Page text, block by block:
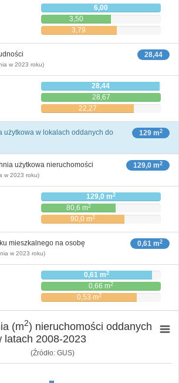
6,00
3,50
3,79
28,44
w 2023 roku)
28,44
28,67
22,27
129 m2
użytkowa w lokalach oddanych do
129,0 m2
użytkowa nieruchomości
w 2023 roku)
129,0 m2
80,6 m2
90,0 m2
0,61 m2
mieszkalnego na osobę
w 2023 roku)
0,61 m2
0,66 m2
0,53 m2
(Źródło: GUS)
(m2) nieruchomości oddanych
latach 2008-2023